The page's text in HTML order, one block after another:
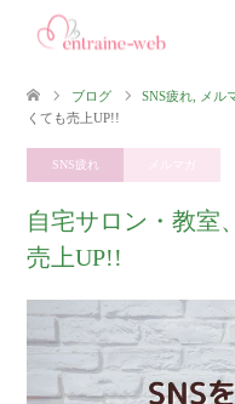
ブログ SNS疲れ メル
くても売上UP!!
SNS疲れ
自宅サロン・教室
売上UP!!